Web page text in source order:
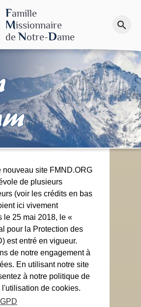
Famille
Missionnaire
de Notre-Dame
search
Faire un don
nouveau site FMND.ORG
de plusieurs
(voir les crédits en bas
ici vivement
le 25 mai 2018, le «
pour la Protection des
est entré en vigueur.
de notre engagement à
En utilisant notre site
à notre politique de
de cookies.